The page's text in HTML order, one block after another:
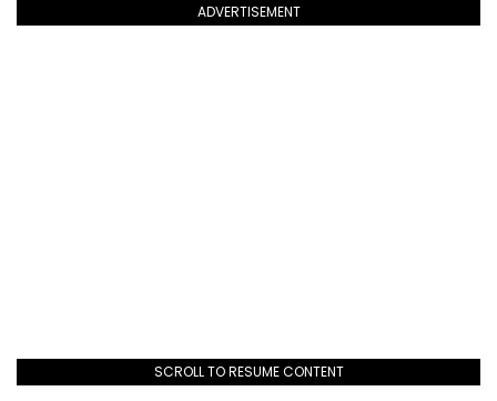
ADVERTISEMENT
SCROLL TO RESUME CONTENT